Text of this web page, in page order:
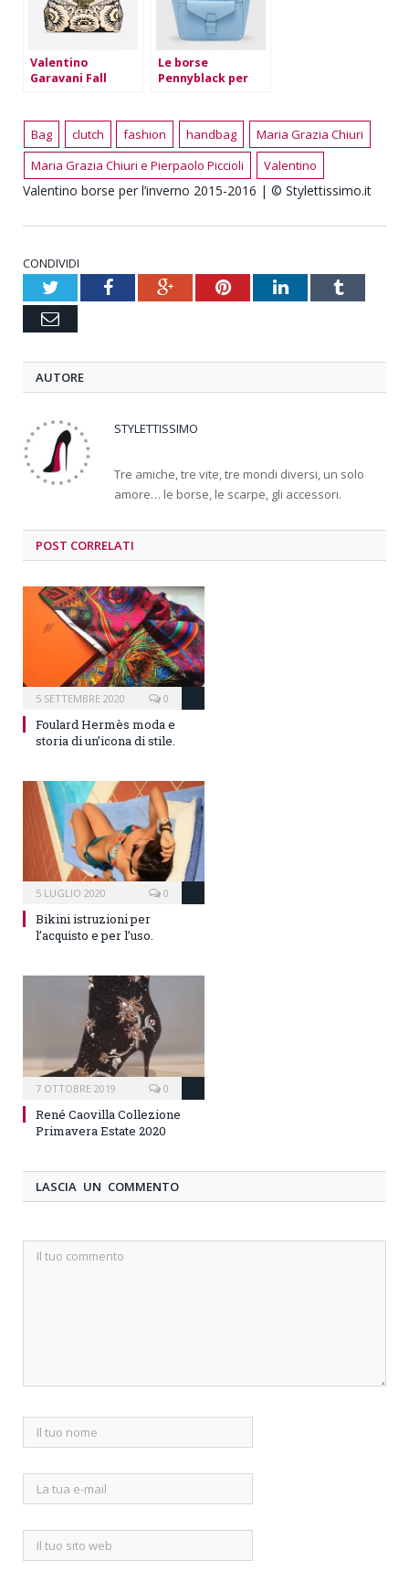
Valentino
Garavani Fall
Le borse
Pennyblack per
Bag clutch fashion handbag
Maria Grazia Chiuri
Maria Grazia Chiuri e Pierpaolo Piccioli
Valentino
Valentino borse per l’inverno 2015-2016 | © Stylettissimo.it
CONDIVIDI
TwitterFacebookGoogle+PinterestLinkedInTumblr
Email
AUTORE
STYLETTISSIMO
Tre amiche, tre vite, tre mondi diversi, un solo
amore… le borse, le scarpe, gli accessori.
POST CORRELATI
5 SETTEMBRE 2020 0
Foulard Hermès moda e
storia di un’icona di stile.
5 LUGLIO 2020 0
Bikini istruzioni per
l’acquisto e per l’uso.
7 OTTOBRE 2019 0
René Caovilla Collezione
Primavera Estate 2020
LASCIA UN COMMENTO